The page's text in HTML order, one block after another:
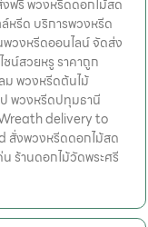
ฟรี พวงหรีดดอกไม้สด
หรีด บริการพวงหรีด
วงหรีดออนไลน์ จัดส่ง
น์สวยหรู ราคาถูก
พวงหรีดต้นไม้
พวงหรีดปทุมธานี
delivery to
สั่งพวงหรีดดอกไม้สด
น ร้านดอกไม้วัดพระศรี